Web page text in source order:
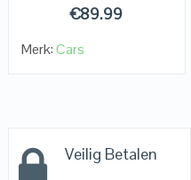
€89.99
Merk:Cars
Veilig Betalen